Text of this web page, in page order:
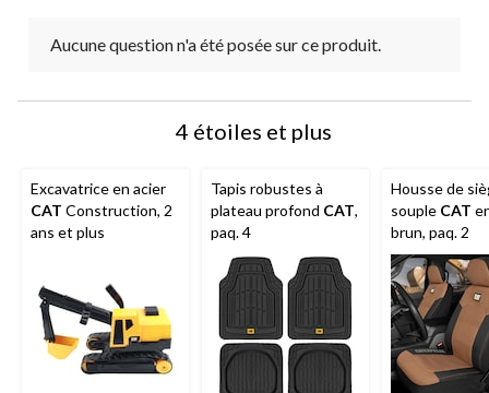
Aucune question n'a été posée sur ce produit.
4 étoiles et plus
Excavatrice en acier
CAT Construction, 2
ans et plus
Tapis robustes à
plateau profond CAT,
paq. 4
Housse de
souple CAT
brun, paq. 2